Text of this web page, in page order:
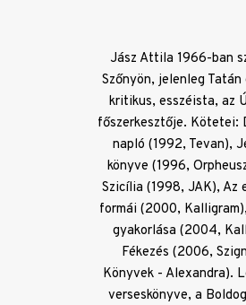
Jász Attila 1966-ban
Szőnyön, jelenleg
kritikus, esszéista, az
főszerkesztője. Kötetei:
napló (1992, Tevan),
könyve (1996,
Szicília (1998, JAK), Az
formái (2000,
gyakorlása (2004,
Fékezés (2006,
Könyvek - Alexandra).
verseskönyve, a